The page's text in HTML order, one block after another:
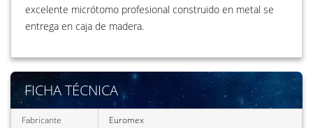
excelente micrótomo profesional construido en metal se
entrega en caja de madera.
FICHA TÉCNICA
Fabricante
Euromex